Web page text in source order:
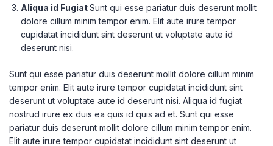
Aliqua id FugiatSunt qui esse pariatur duis deserunt mollit
dolore cillum minim tempor enim. Elit aute irure tempor
cupidatat incididunt sint deserunt ut voluptate aute id
deserunt nisi.
Sunt qui esse pariatur duis deserunt mollit dolore cillum minim
tempor enim. Elit aute irure tempor cupidatat incididunt sint
deserunt ut voluptate aute id deserunt nisi. Aliqua id fugiat
nostrud irure ex duis ea quis id quis ad et. Sunt qui esse
pariatur duis deserunt mollit dolore cillum minim tempor enim.
Elit aute irure tempor cupidatat incididunt sint deserunt ut